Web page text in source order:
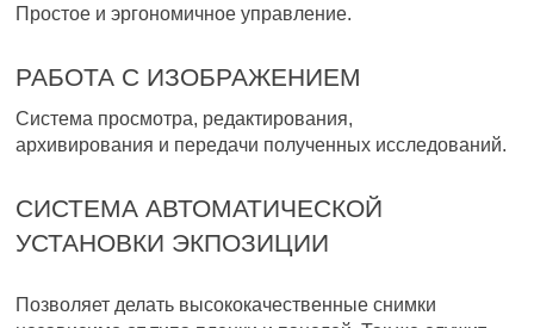
Простое и эргономичное управление.
РАБОТА С ИЗОБРАЖЕНИЕМ
Система просмотра, редактирования,
архивирования и передачи полученных исследований.
СИСТЕМА АВТОМАТИЧЕСКОЙ
УСТАНОВКИ ЭКПОЗИЦИИ
Позволяет делать высококачественные снимки